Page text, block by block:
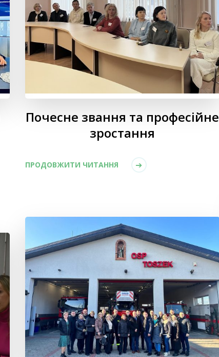
Почесне звання та професійне
зростання
ПРОДОВЖИТИ ЧИТАННЯ